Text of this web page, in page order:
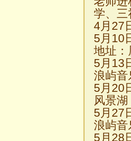
学、三
4月27
5月10
地址：
5月13
浪屿音
5月20
风景湖
5月27
浪屿音
5月28